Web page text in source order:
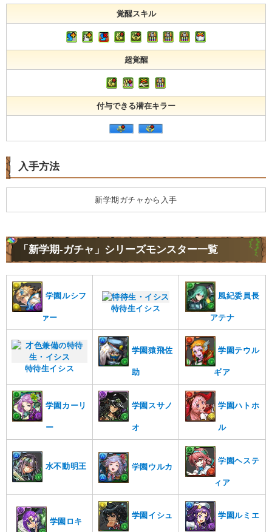
覚醒スキル
超覚醒
付与できる潜在キラー
入手方法
新学期ガチャから入手
「新学期-ガチャ」シリーズモンスター一覧
学園ルシフ
ァー
特待生イシス
風紀委員長
アテナ
特待生イシス
学園猿飛佐
助
学園テウル
ギア
学園カーリ
ー
学園スサノ
オ
学園ハトホ
ル
水不動明王 学園ウルカ
学園ヘステ
ィア
学園ロキ
学園イシュ 学園ルミエ